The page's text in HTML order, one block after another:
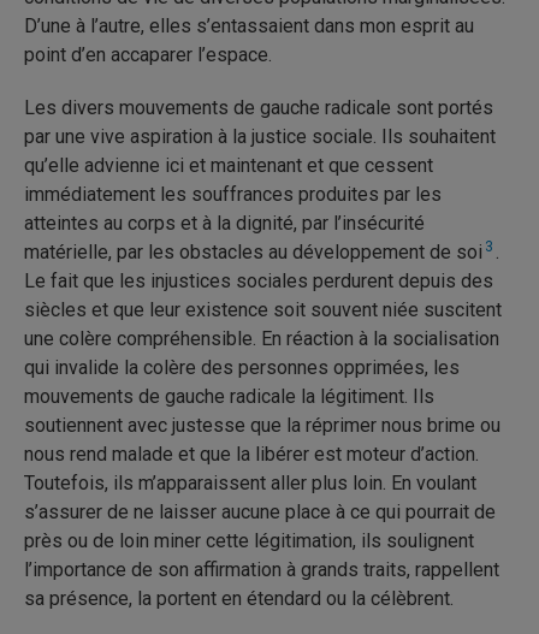
D’une à l’autre, elles s’entassaient dans mon esprit au
point d’en accaparer l’espace.
Les divers mouvements de gauche radicale sont portés
par une vive aspiration à la justice sociale. Ils souhaitent
qu’elle advienne ici et maintenant et que cessent
immédiatement les souffrances produites par les
atteintes au corps et à la dignité, par l’insécurité
matérielle, par les obstacles au développement de soi 3
Le fait que les injustices sociales perdurent depuis des
siècles et que leur existence soit souvent niée suscitent
une colère compréhensible. En réaction à la socialisation
qui invalide la colère des personnes opprimées, les
mouvements de gauche radicale la légitiment. Ils
soutiennent avec justesse que la réprimer nous brime ou
nous rend malade et que la libérer est moteur d’action.
Toutefois, ils m’apparaissent aller plus loin. En voulant
s’assurer de ne laisser aucune place à ce qui pourrait de
près ou de loin miner cette légitimation, ils soulignent
l’importance de son affirmation à grands traits, rappellent
sa présence, la portent en étendard ou la célèbrent.